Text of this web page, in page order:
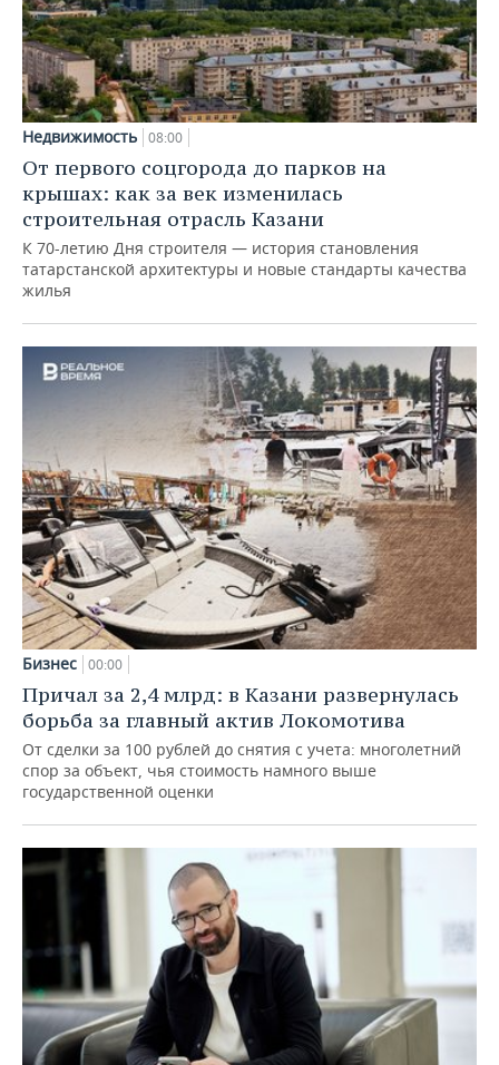
Недвижимость 08:00
От первого соцгорода до парков на
крышах: как за век изменилась
строительная отрасль Казани
К 70-летию Дня строителя — история становления
татарстанской архитектуры и новые стандарты качества
жилья
Бизнес 00:00
Причал за 2,4 млрд: в Казани развернулась
борьба за главный актив Локомотива
От сделки за 100 рублей до снятия с учета: многолетний
спор за объект, чья стоимость намного выше
государственной оценки